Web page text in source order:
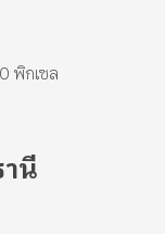
พิกเซล
นี